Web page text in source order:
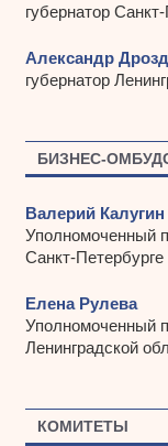
губернатор
Александр
губернатор
БИЗНЕС-
Валерий Калугин
Уполномоченный
Санкт-Петербурге
Елена Рулева
Уполномоченный
Ленинградской
КОМИТЕТЫ